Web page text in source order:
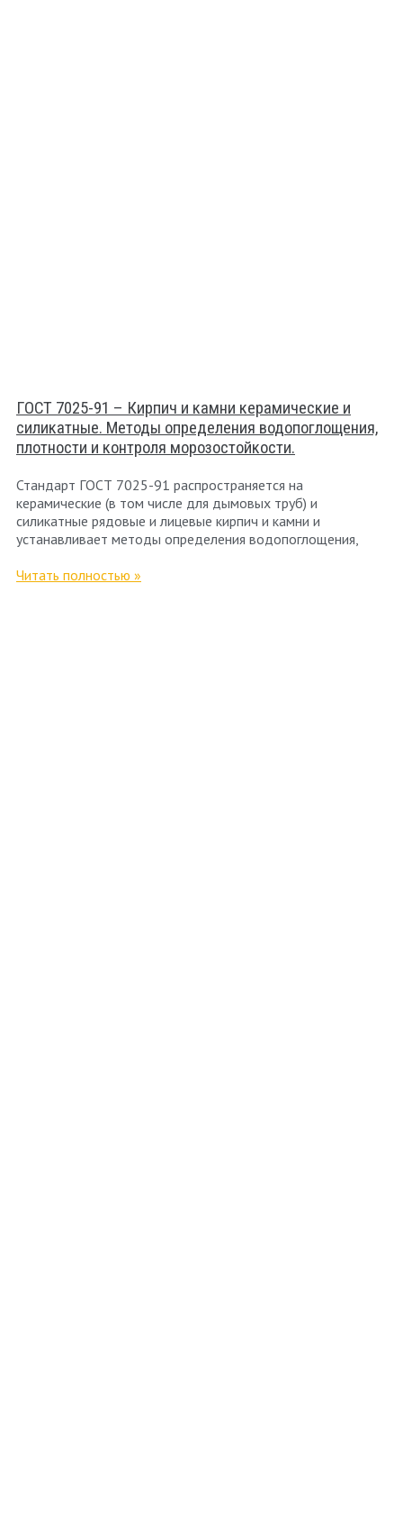
ГОСТ 7025-91 – Кирпич и камни керамические и
силикатные. Методы определения водопоглощения,
плотности и контроля морозостойкости.
Стандарт ГОСТ 7025-91 распространяется на
керамические (в том числе для дымовых труб) и
силикатные рядовые и лицевые кирпич и камни и
устанавливает методы определения водопоглощения,
Читать полностью »